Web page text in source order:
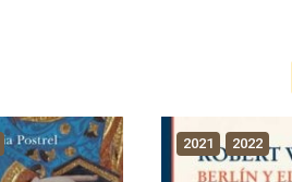
2021 2022